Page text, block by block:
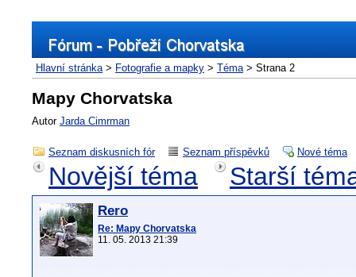
Hlavní stránka> Fotografie a mapky > Téma> Strana 2
Mapy Chorvatska
Autor Jarda Cimrman
Seznam diskusních fór Seznam příspěvků Nové téma
Novější téma Starší
Rero
Re: Mapy Chorvatska
11. 05. 2013 21:39